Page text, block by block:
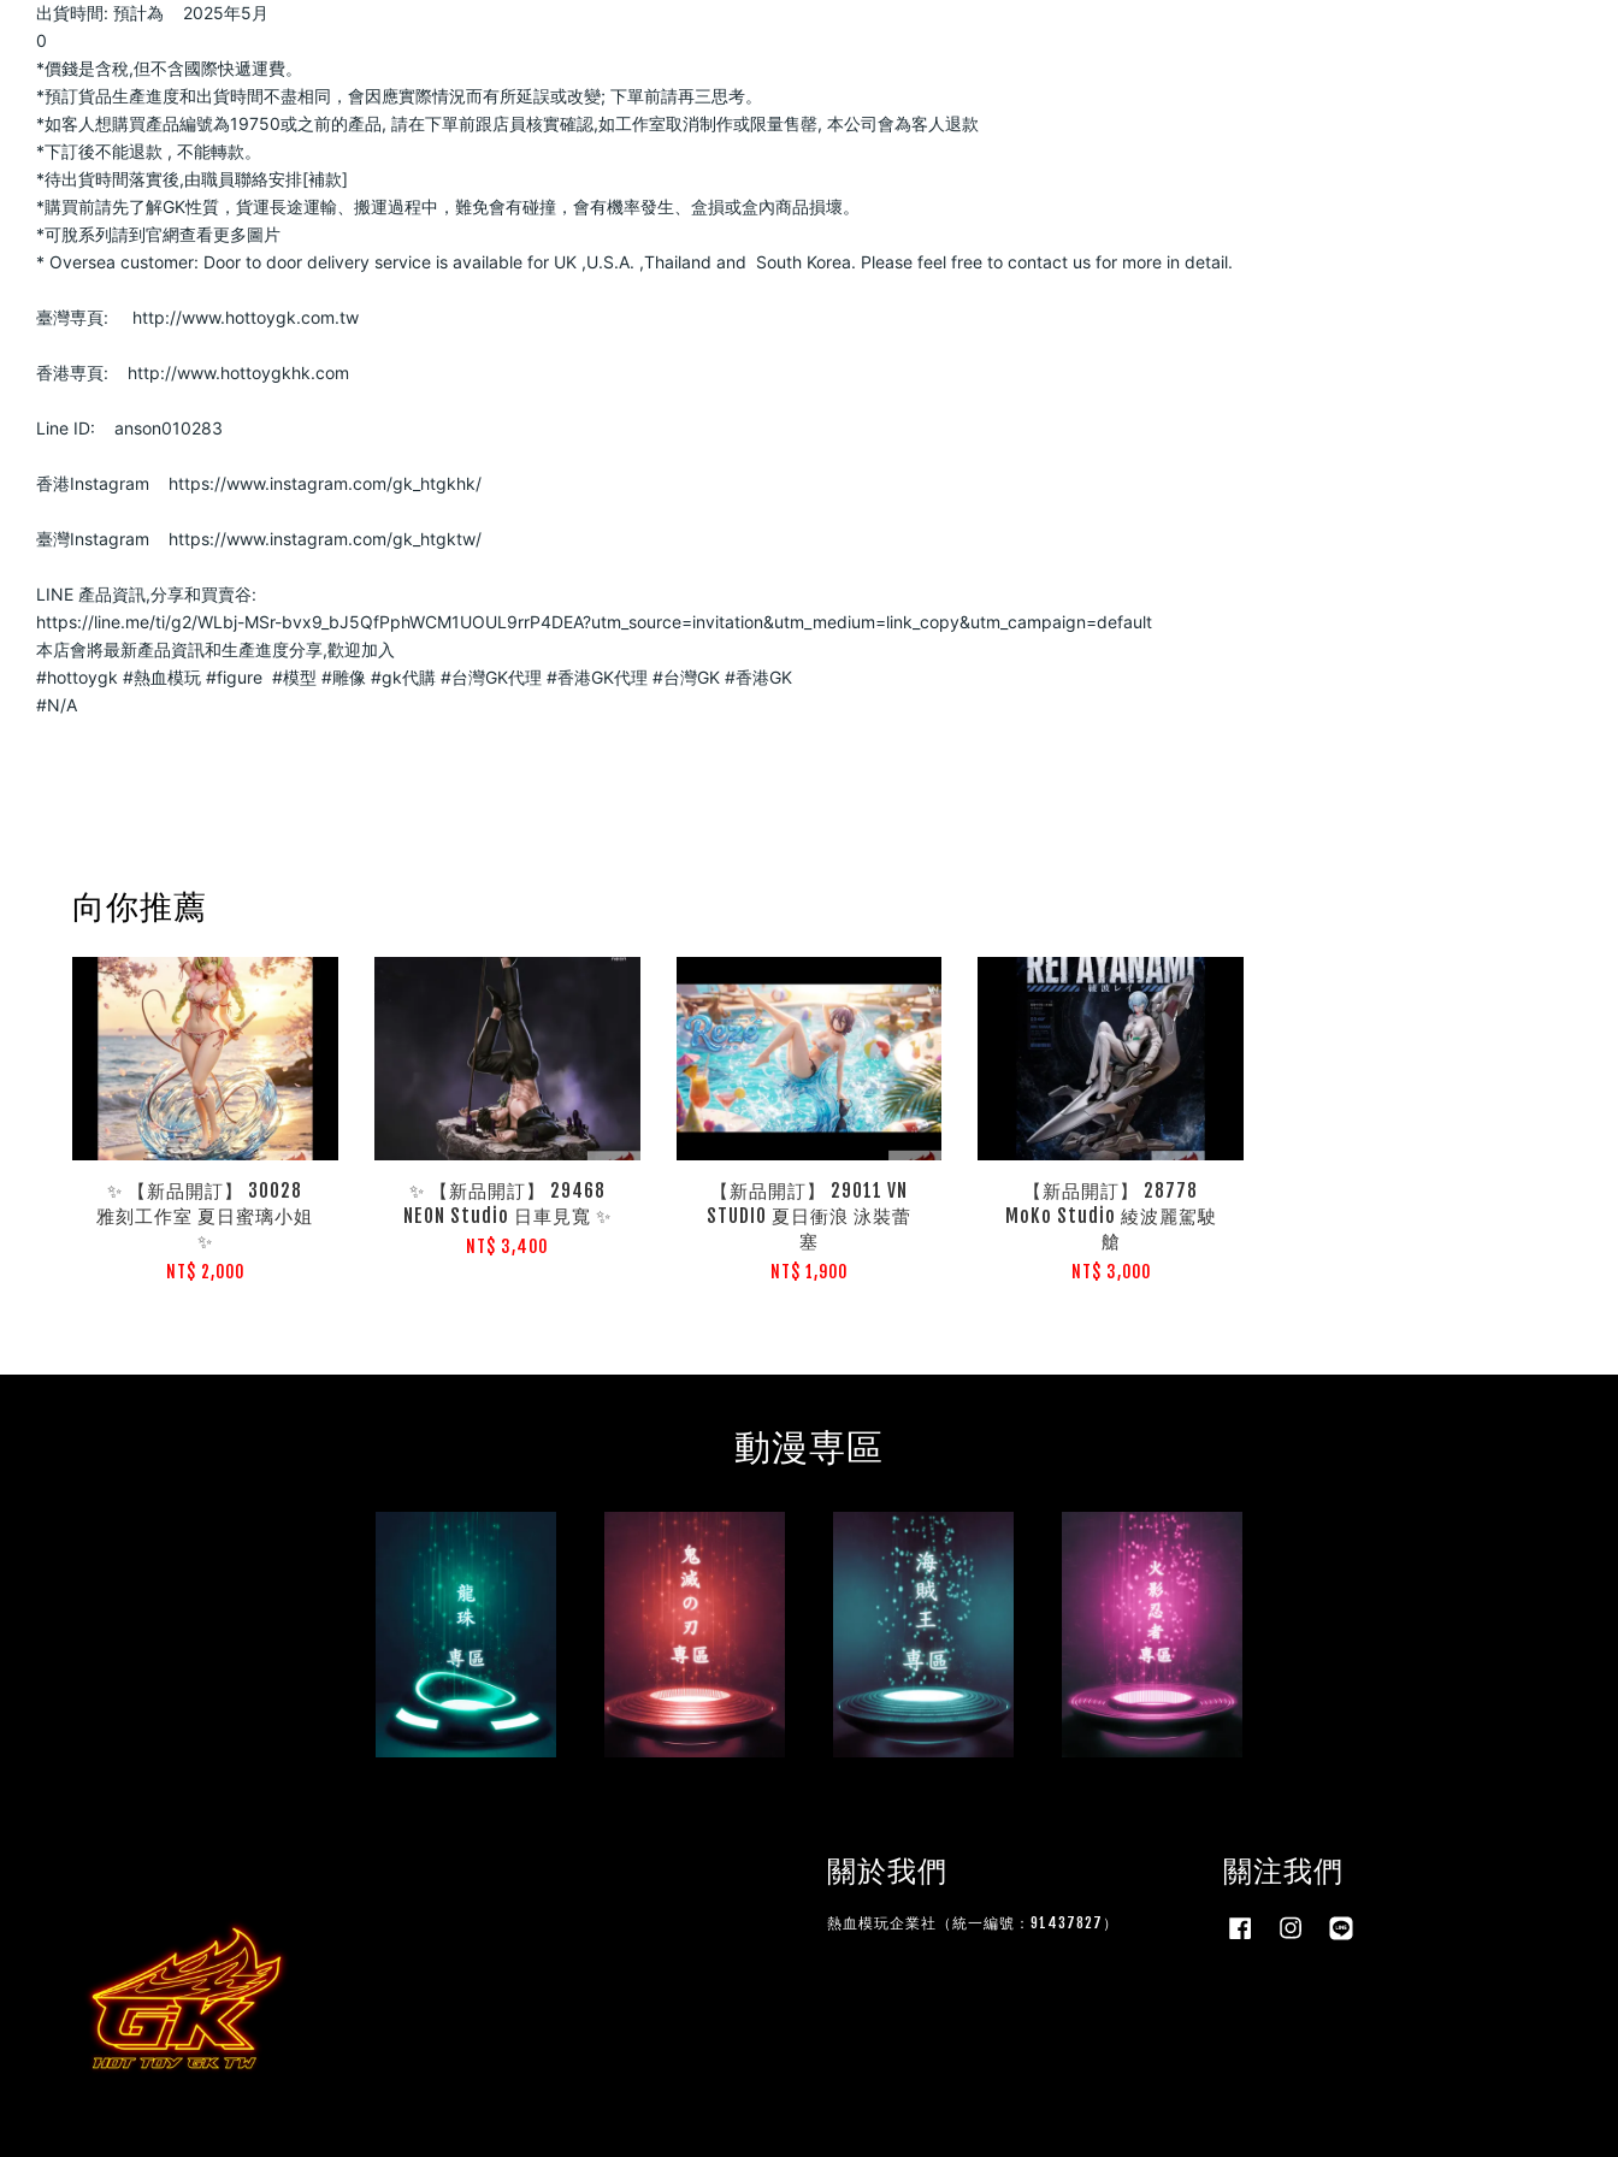
出貨時間: 預計為    2025年5月
0
*價錢是含稅,但不含國際快遞運費。
*預訂貨品生產進度和出貨時間不盡相同，會因應實際情況而有所延誤或改變; 下單前請再三思考。
*如客人想購買產品編號為19750或之前的產品, 請在下單前跟店員核實確認,如工作室取消制作或限量售罄, 本公司會為客人退款
*下訂後不能退款 , 不能轉款。
*待出貨時間落實後,由職員聯絡安排[補款]
*購買前請先了解GK性質，貨運長途運輸、搬運過程中，難免會有碰撞，會有機率發生、盒損或盒內商品損壞。
*可脫系列請到官網查看更多圖片
* Oversea customer: Door to door delivery service is available for UK ,U.S.A. ,Thailand and  South Korea. Please feel free to contact us for more in detail.
臺灣専頁:     http://www.hottoygk.com.tw
香港専頁:    http://www.hottoygkhk.com
Line ID:    anson010283
香港Instagram    https://www.instagram.com/gk_htgkhk/
臺灣Instagram    https://www.instagram.com/gk_htgktw/
LINE 產品資訊,分享和買賣谷:
https://line.me/ti/g2/WLbj-MSr-bvx9_bJ5QfPphWCM1UOUL9rrP4DEA?utm_source=invitation&utm_medium=link_copy&utm_campaign=default
本店會將最新產品資訊和生產進度分享,歡迎加入
#hottoygk #熱血模玩 #figure #模型 #雕像 #gk代購 #台灣GK代理 #香港GK代理 #台灣GK #香港GK
#N/A
向你推薦
✨ 【新品開訂】 30028
雅刻工作室 夏日蜜璃小姐
✨
NT$ 2,000
✨ 【新品開訂】 29468
NEON Studio 日車見寬 ✨
NT$ 3,400
【新品開訂】 29011 VN
STUDIO 夏日衝浪 泳裝蕾
塞
NT$ 1,900
【新品開訂】 28778
MoKo Studio 綾波麗駕駛
艙
NT$ 3,000
動漫専區
關於我們
熱血模玩企業社（統一編號：91437827）
關注我們
Facebook Instagram